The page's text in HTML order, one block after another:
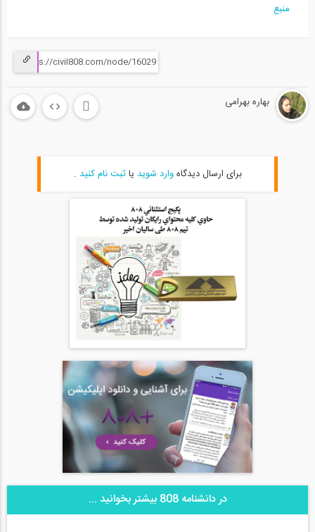
منبع
بهاره بهرامی
برای ارسال دیدگاهوارد شوید یاثبت نام کنید .
در دانشنامه 808 بیشتر بخوانید ...